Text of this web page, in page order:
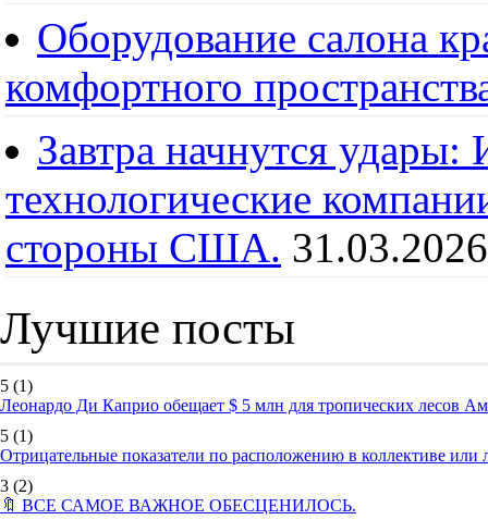
Оборудование салона
комфортного
Завтра начнутся
технологические
стороны США. 31.03.2026
Лучшие посты
5 (1)
Леонардо Ди Каприо обещает $ 5 млн для тропических лесов
5 (1)
Отрицательные показатели по расположению в коллективе
3 (2)
🔖 ВСЕ САМОЕ ВАЖНОЕ ОБЕСЦЕНИЛОСЬ.